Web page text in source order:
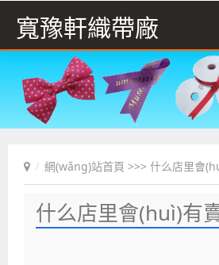
寬豫軒織帶廠
網(wǎng)站首頁 >>> 什么店里會
什么店里會(huì)有